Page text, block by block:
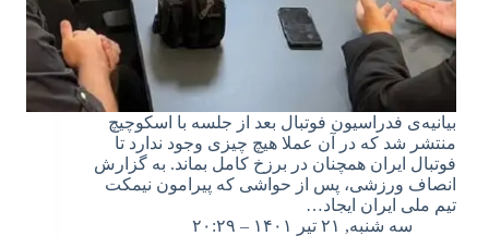
بیانیه‌ی فدراسیون فوتبال بعد از جلسه با اسکوچیچ
منتشر شد که در آن عملا هیچ چیزی وجود ندارد تا
فوتبال ایران همچنان در برزخ کامل بماند. به گزارش
انصاف ورزشی، پس از حواشی که پیرامون نیمکت
تیم ملی ایران ایجاد…
سه شنبه, ۲۱ تیر ۱۴۰۱ – ۲۰:۲۹